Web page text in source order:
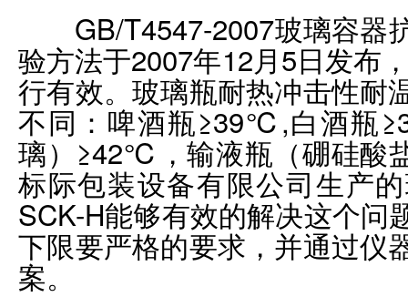
GB/T4547-2007玻璃容器
验方法于2007年12月5日发布
行有效。玻璃瓶耐热冲击性耐
不同：啤酒瓶≥39℃,白酒瓶
璃）≥42℃，输液瓶（硼硅酸
标际包装设备有限公司生产
SCK-H能够有效的解决这个问
下限要严格的要求，并通过仪
案。